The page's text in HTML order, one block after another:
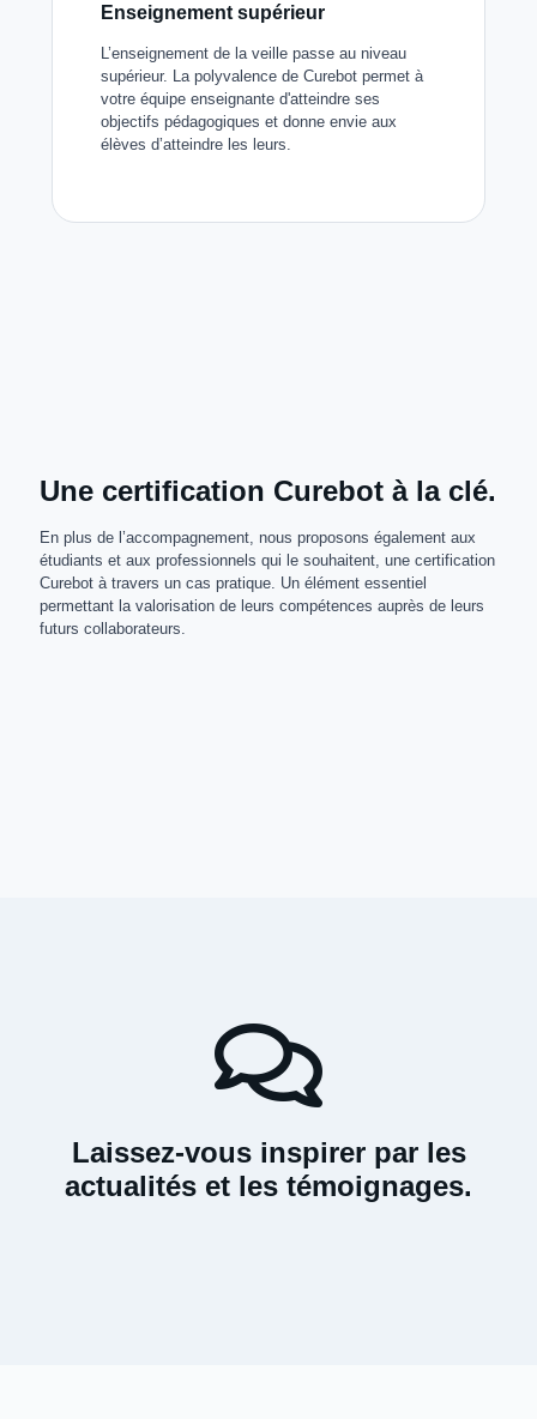
Enseignement supérieur
L’enseignement de la veille passe au niveau
supérieur. La polyvalence de Curebot permet à
votre équipe enseignante d'atteindre ses
objectifs pédagogiques et donne envie aux
élèves d’atteindre les leurs.
Une certification Curebot à la clé.
En plus de l’accompagnement, nous proposons également aux
étudiants et aux professionnels qui le souhaitent, une certification
Curebot à travers un cas pratique. Un élément essentiel
permettant la valorisation de leurs compétences auprès de leurs
futurs collaborateurs.
Laissez-vous inspirer par les
actualités et les témoignages.